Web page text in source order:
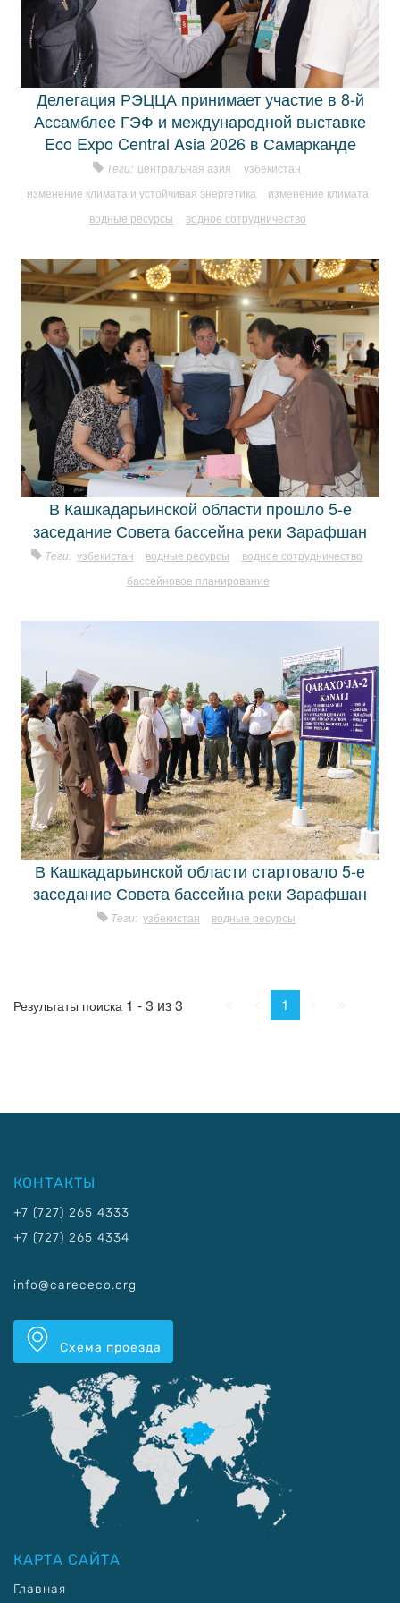
Делегация РЭЦЦА принимает участие в 8-й
Ассамблее ГЭФ и международной выставке
Eco Expo Central Asia 2026 в Самарканде
Теги: центральная азия
узбекистан
изменение климата и устойчивая энергетика
изменение климата
водные ресурсы
водное сотрудничество
В Кашкадарьинской области прошло 5-е
заседание Совета бассейна реки Зарафшан
Теги: узбекистан водные ресурсы
водное сотрудничество
бассейновое планирование
В Кашкадарьинской области стартовало 5-е
заседание Совета бассейна реки Зарафшан
Теги: узбекистан водные ресурсы
Результаты поиска 1 - 3 из 3 Пред.
1
КОНТАКТЫ
+7 (727) 265 4333
+7 (727) 265 4334
info@carececo.org
Схема проезда
КАРТА САЙТА
Главная